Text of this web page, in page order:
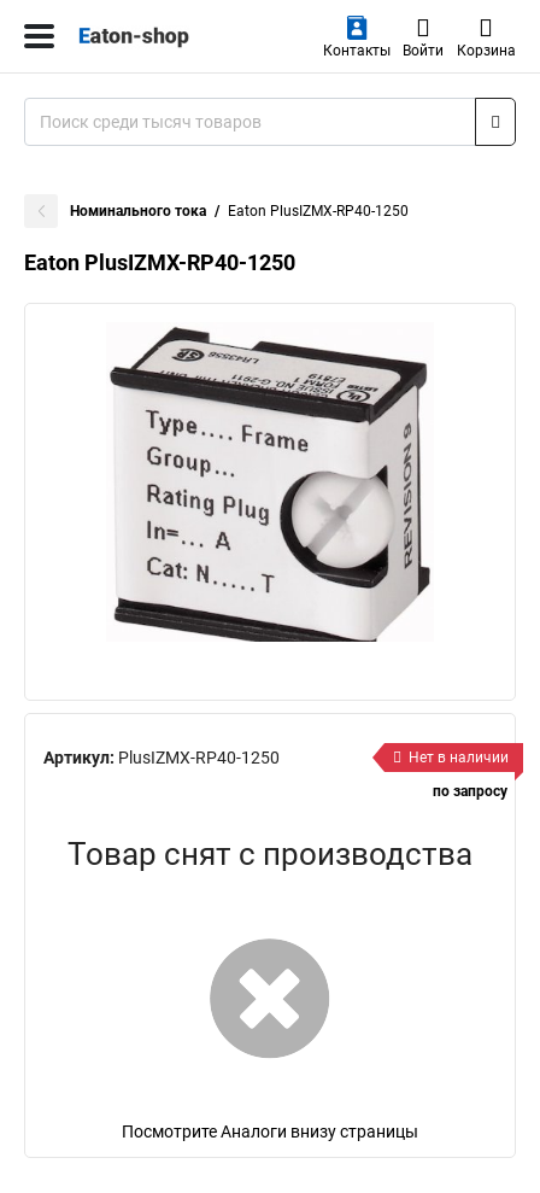
Контакты Войти Корзина
Номинального тока Eaton PlusIZMX-RP40-1250
Eaton PlusIZMX-RP40-1250
Артикул: PlusIZMX-RP40-1250
Нет в наличии
по запросу
Товар снят с производства
Посмотрите Аналоги внизу страницы